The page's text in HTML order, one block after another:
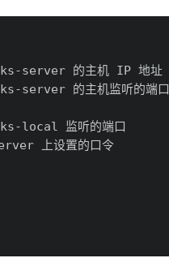
server 的主机 IP 地址
server 的主机监听的端口
local 监听的端口
上设置的口令